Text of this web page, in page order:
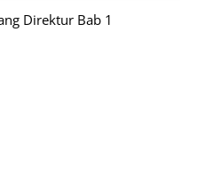
Direktur Bab 1